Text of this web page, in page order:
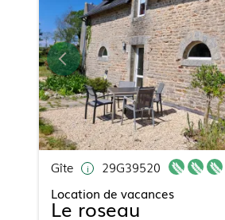
Gîte
29G39520
Location de vacances
Le roseau